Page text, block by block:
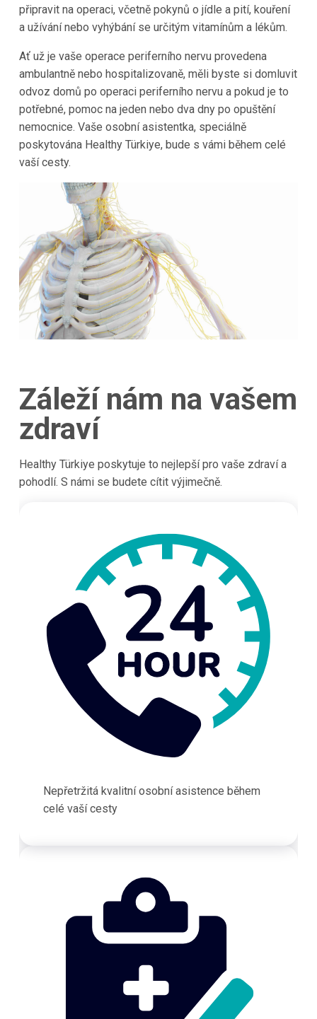
připravit na operaci, včetně pokynů o jídle a pití, kouření
a užívání nebo vyhýbání se určitým vitamínům a lékům.
Ať už je vaše operace periferního nervu provedena
ambulantně nebo hospitalizovaně, měli byste si domluvit
odvoz domů po operaci periferního nervu a pokud je to
potřebné, pomoc na jeden nebo dva dny po opuštění
nemocnice. Vaše osobní asistentka, speciálně
poskytována Healthy Türkiye, bude s vámi během celé
vaší cesty.
Záleží nám na vašem
zdraví
Healthy Türkiye poskytuje to nejlepší pro vaše zdraví a
pohodlí. S námi se budete cítit výjimečně.
Nepřetržitá kvalitní osobní asistence během
celé vaší cesty